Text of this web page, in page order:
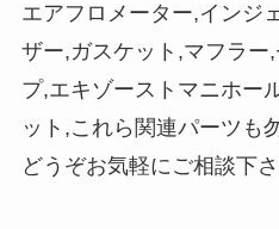
エアフロメーター,インジ
ザー,ガスケット,マフラー
プ,エキゾーストマニホー
ット,これら関連パーツも
どうぞお気軽にご相談下さ